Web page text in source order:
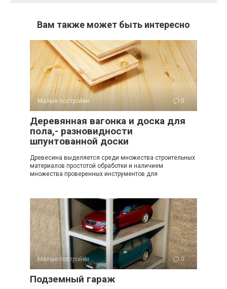
Вам также может быть интересно
Малые постройки 0
Деревянная вагонка и доска для
пола,- разновидности
шпунтованной доски
Древесина выделяется среди множества строительных
материалов простотой обработки и наличием
множества проверенных инструментов для
Малые постройки 0
Подземный гараж